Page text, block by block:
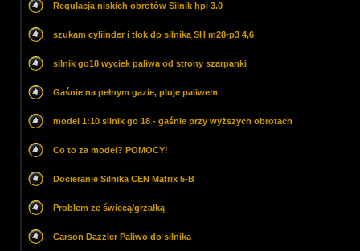
Regulacja niskich obrotów Silnik hpi 3.0
szukam cyliinder i tłok do silnika SH m28-p3 4,6
silnik go18 wyciek paliwa od strony szarpanki
Gaśnie na pełnym gazie, pluje paliwem
model 1:10 silnik go 18 - gaśnie przy wyższych obrotach
Co to za model? POMOCY!
Docieranie Silnika CEN Matrix 5-B
Problem ze świecą/grzałką
Carson Dazzler Paliwo do silnika